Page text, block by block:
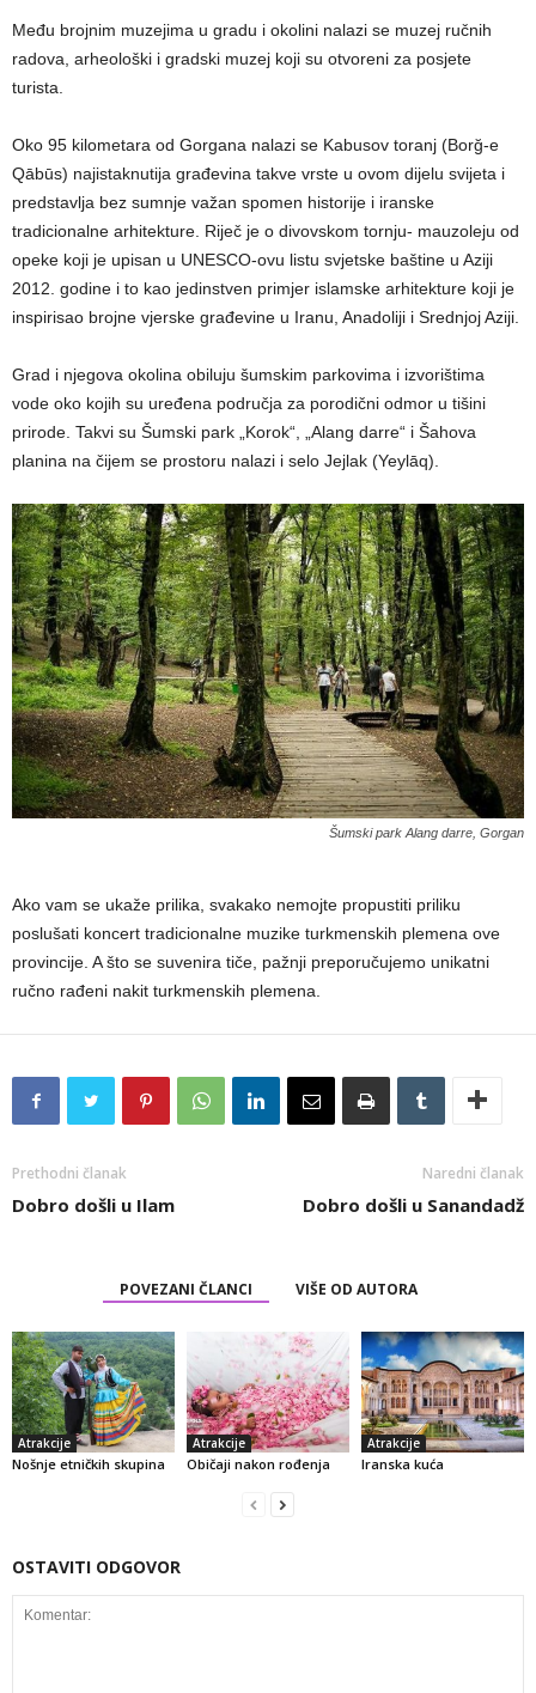
Među brojnim muzejima u gradu i okolini nalazi se muzej ručnih
radova, arheološki i gradski muzej koji su otvoreni za posjete
turista.
Oko 95 kilometara od Gorgana nalazi se Kabusov toranj (Borğ-e
Qābūs) najistaknutija građevina takve vrste u ovom dijelu svijeta i
predstavlja bez sumnje važan spomen historije i iranske
tradicionalne arhitekture. Riječ je o divovskom tornju- mauzoleju od
opeke koji je upisan u UNESCO-ovu listu svjetske baštine u Aziji
2012. godine i to kao jedinstven primjer islamske arhitekture koji je
inspirisao brojne vjerske građevine u Iranu, Anadoliji i Srednjoj Aziji.
Grad i njegova okolina obiluju šumskim parkovima i izvorištima
vode oko kojih su uređena područja za porodični odmor u tišini
prirode. Takvi su Šumski park „Korok“, „Alang darre“ i Šahova
planina na čijem se prostoru nalazi i selo Jejlak (Yeylāq).
Šumski park Alang darre, Gorgan
Ako vam se ukaže prilika, svakako nemojte propustiti priliku
poslušati koncert tradicionalne muzike turkmenskih plemena ove
provincije. A što se suvenira tiče, pažnji preporučujemo unikatni
ručno rađeni nakit turkmenskih plemena.
Prethodni članak
Dobro došli u Ilam
Naredni članak
Dobro došli u Sanandadž
POVEZANI ČLANCI VIŠE OD AUTORA
Atrakcije
Nošnje etničkih skupina
Atrakcije
Običaji nakon rođenja
Atrakcije
Iranska kuća
OSTAVITI ODGOVOR